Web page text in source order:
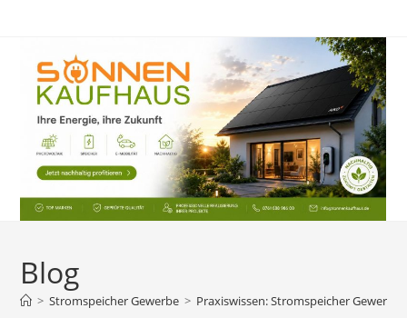
Blog
> Stromspeicher Gewerbe > Praxiswissen: Stromspeicher